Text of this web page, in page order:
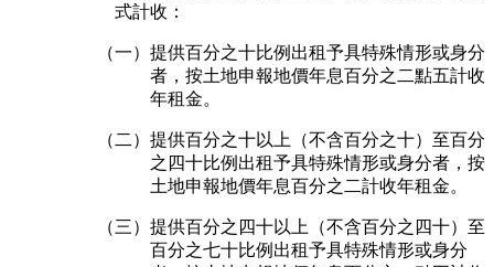
式計收：
（一）提供百分之十比例出租予具特殊情形或身分
者，按土地申報地價年息百分之二點五計收
年租金。
（二）提供百分之十以上（不含百分之十）至百分
之四十比例出租予具特殊情形或身分者，按
土地申報地價年息百分之二計收年租金。
（三）提供百分之四十以上（不含百分之四十）至
百分之七十比例出租予具特殊情形或身分